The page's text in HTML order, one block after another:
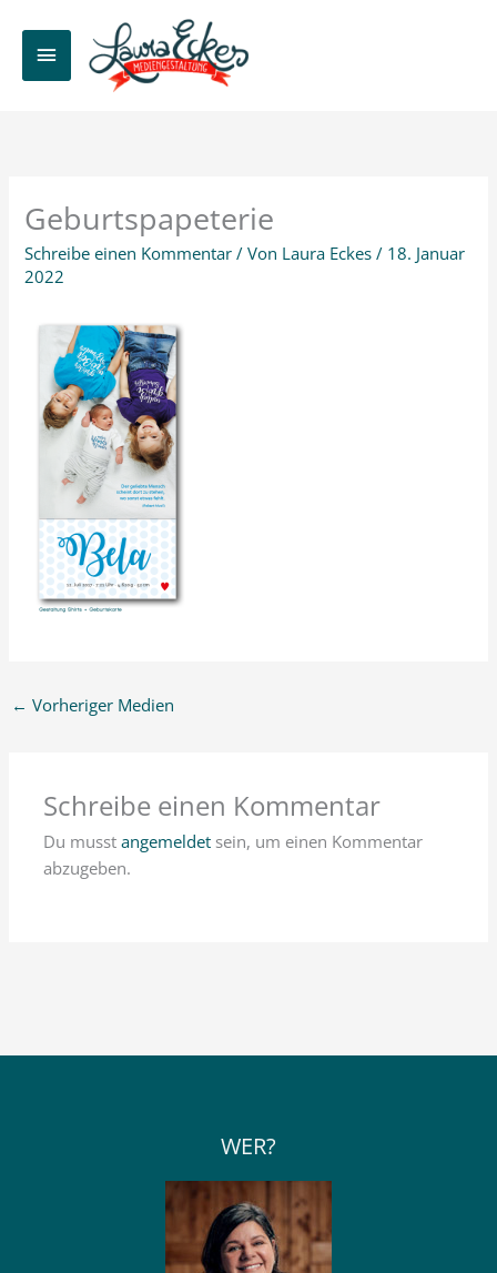
Inhalt
springenHAUPTMENÜ
Geburtspapeterie
Schreibe einen Kommentar / Von Laura Eckes/ 18. Januar
2022
← Vorheriger Medien
Schreibe einen Kommentar
Du musstangemeldet sein, um einen Kommentar
abzugeben.
WER?